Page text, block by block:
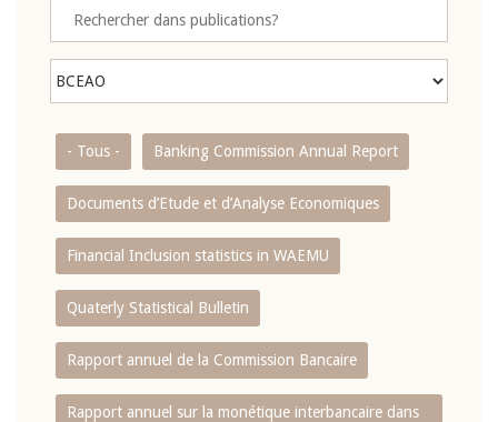
- Tous - Banking Commission Annual Report
Documents d’Etude et d’Analyse Economiques
Financial Inclusion statistics in WAEMU
Quaterly Statistical Bulletin
Rapport annuel de la Commission Bancaire
Rapport annuel sur la monétique interbancaire dans